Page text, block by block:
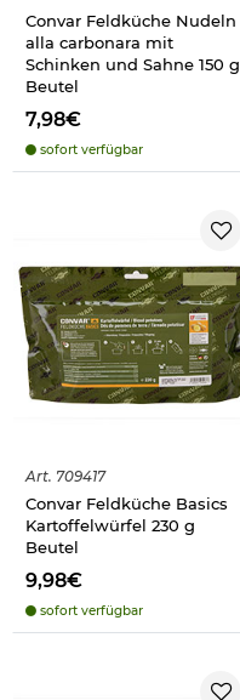
Convar Feldküche Nudeln
alla carbonara mit
Schinken und Sahne 150 g
Beutel
7,98€
sofort verfügbar
Art. 709417
Convar Feldküche Basics
Kartoffelwürfel 230 g
Beutel
9,98€
sofort verfügbar